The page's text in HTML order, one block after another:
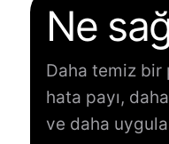
Ne
Daha temiz bir
hata payı,
ve daha